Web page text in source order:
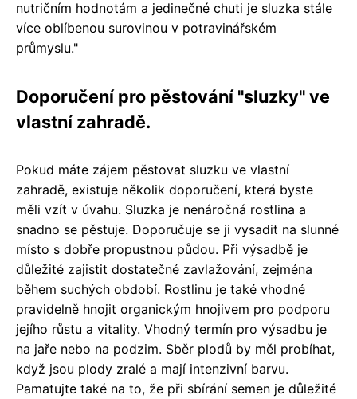
nutričním hodnotám a jedinečné chuti je sluzka stále
více oblíbenou surovinou v potravinářském
průmyslu."
Doporučení pro pěstování "sluzky" ve
vlastní zahradě.
Pokud máte zájem pěstovat sluzku ve vlastní
zahradě, existuje několik doporučení, která byste
měli vzít v úvahu. Sluzka je nenáročná rostlina a
snadno se pěstuje. Doporučuje se ji vysadit na slunné
místo s dobře propustnou půdou. Při výsadbě je
důležité zajistit dostatečné zavlažování, zejména
během suchých období. Rostlinu je také vhodné
pravidelně hnojit organickým hnojivem pro podporu
jejího růstu a vitality. Vhodný termín pro výsadbu je
na jaře nebo na podzim. Sběr plodů by měl probíhat,
když jsou plody zralé a mají intenzivní barvu.
Pamatujte také na to, že při sbírání semen je důležité